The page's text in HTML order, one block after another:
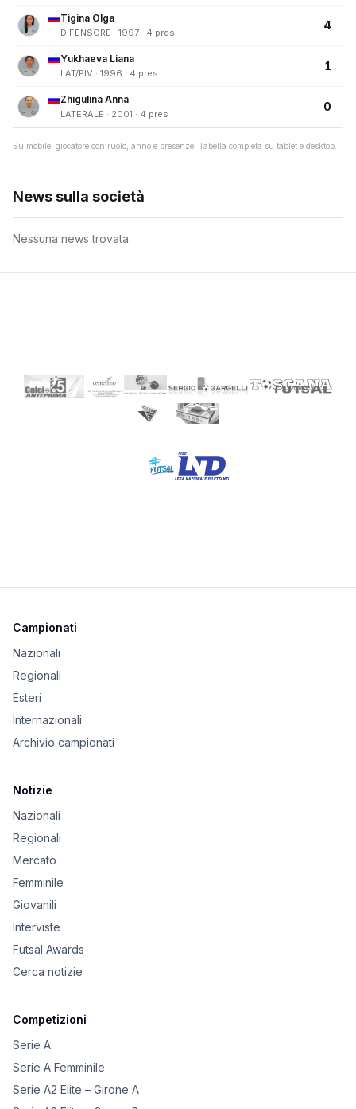
Tigina Olga
DIFENSORE · 1997 · 4 pres
4
Yukhaeva Liana
LAT/PIV · 1996 · 4 pres
1
Zhigulina Anna
LATERALE · 2001 · 4 pres
0
Su mobile: giocatore con ruolo, anno e presenze. Tabella completa su tablet e desktop.
News sulla società
Nessuna news trovata.
Campionati
Nazionali
Regionali
Esteri
Internazionali
Archivio campionati
Notizie
Nazionali
Regionali
Mercato
Femminile
Giovanili
Interviste
Futsal Awards
Cerca notizie
Competizioni
Serie A
Serie A Femminile
Serie A2 Elite – Girone A